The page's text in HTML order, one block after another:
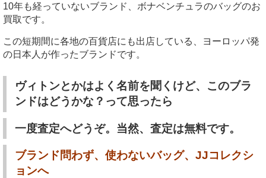
10年も経っていないブランド、ボナベンチュラのバッグのお
買取です。
この短期間に各地の百貨店にも出店している、ヨーロッパ発
の日本人が作ったブランドです。
ヴィトンとかはよく名前を聞くけど、このブラ
ンドはどうかな？って思ったら
一度査定へどうぞ。当然、査定は無料です。
ブランド問わず、使わないバッグ、JJコレクシ
ョンへ